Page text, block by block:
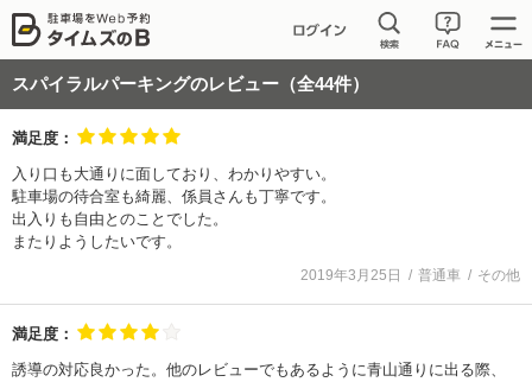
スパイラルパーキングのレビュー（全44件）
満足度：
入り口も大通りに面しており、わかりやすい。
駐車場の待合室も綺麗、係員さんも丁寧です。
出入りも自由とのことでした。
またりようしたいです。
2019年3月25日 普通車 その他
満足度：
誘導の対応良かった。他のレビューでもあるように青山通りに出る際、